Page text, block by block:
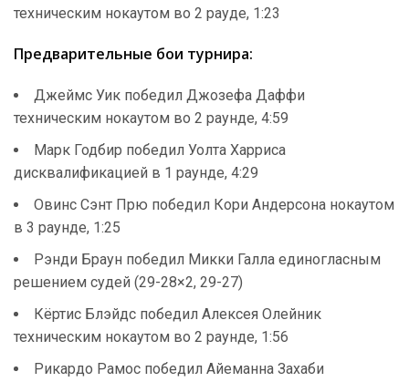
техническим нокаутом во 2 рауде, 1:23
Предварительные бои турнира:
Джеймс Уик победил Джозефа Даффи
техническим нокаутом во 2 раунде, 4:59
Марк Годбир победил Уолта Харриса
дисквалификацией в 1 раунде, 4:29
Овинс Сэнт Прю победил Кори Андерсона нокаутом
в 3 раунде, 1:25
Рэнди Браун победил Микки Галла единогласным
решением судей (29-28×2, 29-27)
Кёртис Блэйдс победил Алексея Олейник
техническим нокаутом во 2 раунде, 1:56
Рикардо Рамос победил Айеманна Захаби